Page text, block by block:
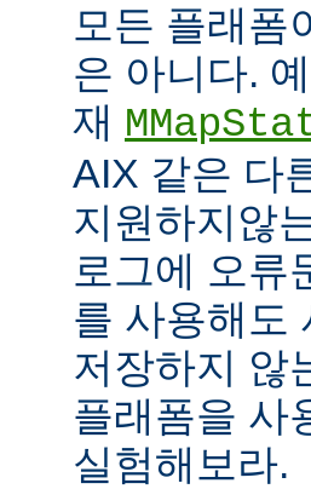
모든 플래폼
은 아니다.
재
AIX 같은 다
지원하지않
로그에 오류
를 사용해도
저장하지 않
플래폼을 사
실험해보라.